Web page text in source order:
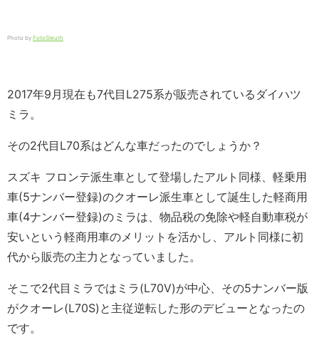
Photo by FotoSleuth
2017年9月現在も7代目L275系が販売されているダイハツ
ミラ。
その2代目L70系はどんな車だったのでしょうか？
スズキ フロンテ派生車として登場したアルト同様、軽乗用
車(5ナンバー登録)のクオーレ派生車として誕生した軽商用
車(4ナンバー登録)のミラは、物品税の免除や軽自動車税が
安いという軽商用車のメリットを活かし、アルト同様に初
代から販売の主力となっていました。
そこで2代目ミラではミラ(L70V)が中心、その5ナンバー版
がクオーレ(L70S)と主従逆転した形のデビューとなったの
です。